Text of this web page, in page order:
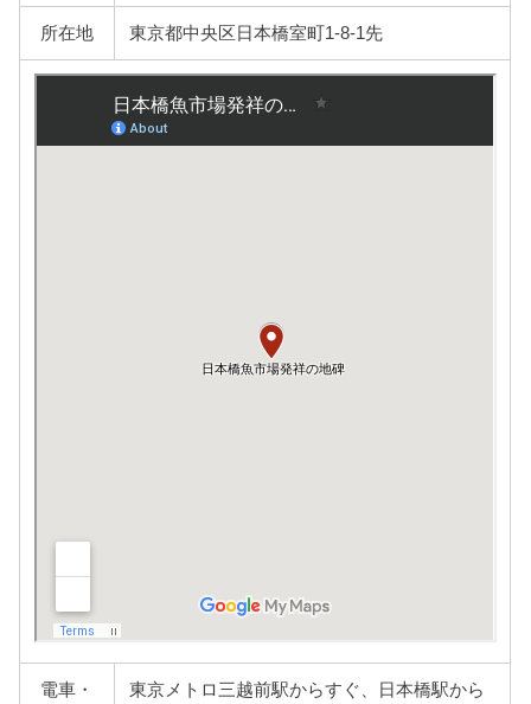
所在地 東京都中央区日本橋室町1-8-1先
電車・
東京メトロ三越前駅からすぐ、日本橋駅から